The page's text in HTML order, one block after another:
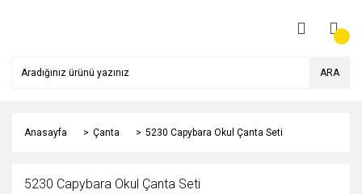
ARA
Anasayfa Çanta 5230 Capybara Okul Çanta Seti
5230 Capybara Okul Çanta Seti